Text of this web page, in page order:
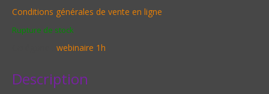
Conditions générales de vente en ligne
Rupture de stock
webinaire 1h
Description